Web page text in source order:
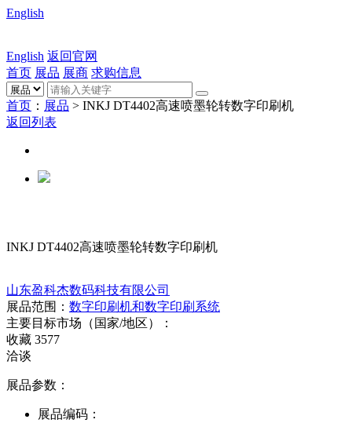
English
English 返回官网
首页 展品 展商 求购信息
首页 ： 展品 > INKJ DT4402高速喷墨轮转数字印刷机
返回列表
INKJ DT4402高速喷墨轮转数字印刷机
山东盈科杰数码科技有限公司
展品范围： 数字印刷机和数字印刷系统
主要目标市场（国家/地区）：
收藏 3577
洽谈
展品参数：
展品编码：